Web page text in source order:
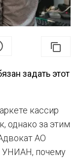
задать этот
кассир
однако за этим
АО
УНИАН, почему